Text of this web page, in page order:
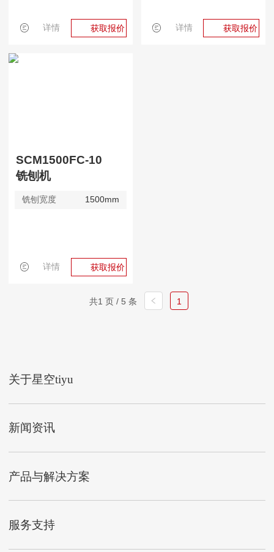
详情 获取报价 详情 获取报价
SCM1500FC-10
铣刨机
铣刨宽度 1500mm
详情 获取报价
共1 页 / 5 条 1
关于星空tiyu
新闻资讯
产品与解决方案
服务支持